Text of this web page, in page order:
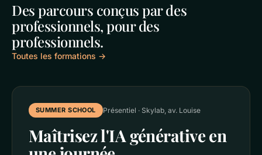
Des parcours conçus par des
professionnels, pour des
professionnels.
Toutes les formations →
SUMMER SCHOOL Présentiel · Skylab, av. Louise
Maîtrisez l'IA générative en